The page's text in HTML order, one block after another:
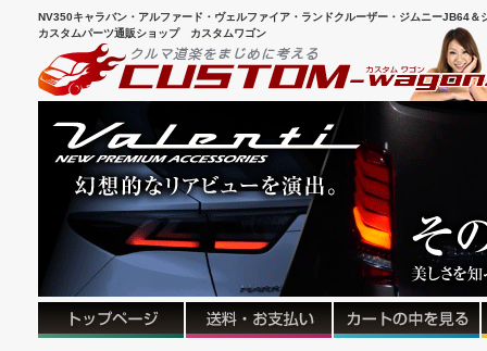
NV350キャラバン・アルファード・ヴェルファイア・ランドクルーザー・ジムニーJB64
カスタムパーツ通販ショップ カスタムワゴン